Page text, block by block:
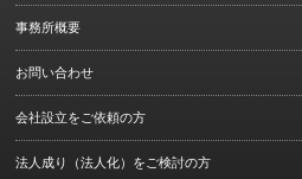
事務所概要
お問い合わせ
会社設立をご依頼の方
法人成り（法人化）をご検討の方